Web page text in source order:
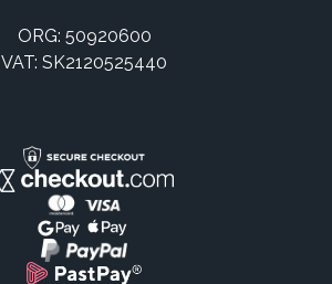
ORG: 50920600
VAT: SK2120525440